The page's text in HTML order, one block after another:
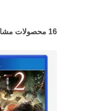
16 محصولات مشابه در شاخه های مختلف: